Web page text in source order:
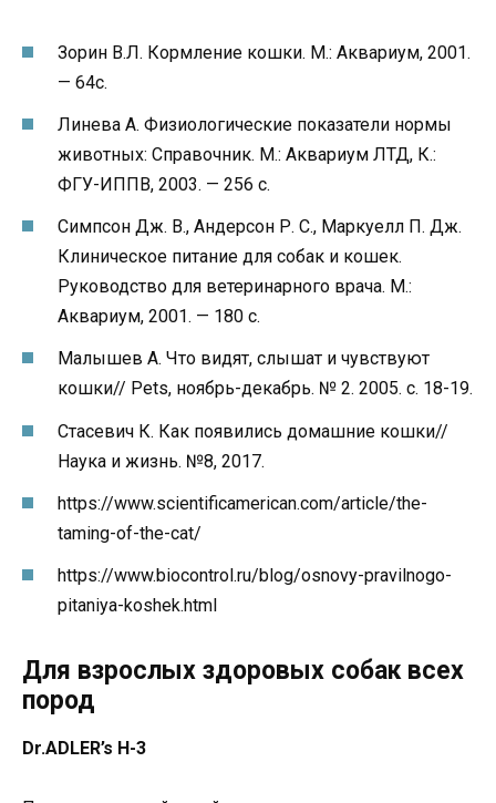
Зорин В.Л. Кормление кошки. М.: Аквариум, 2001.
— 64с.
Линева А. Физиологические показатели нормы
животных: Справочник. М.: Аквариум ЛТД, К.:
ФГУ-ИППВ, 2003. — 256 с.
Симпсон Дж. В., Андерсон Р. С., Маркуелл П. Дж.
Клиническое питание для собак и кошек.
Руководство для ветеринарного врача. М.:
Аквариум, 2001. — 180 с.
Малышев А. Что видят, слышат и чувствуют
кошки// Pets, ноябрь-декабрь. № 2. 2005. с. 18-19.
Стасевич К. Как появились домашние кошки//
Наука и жизнь. №8, 2017.
https://www.scientificamerican.com/article/the-
taming-of-the-cat/
https://www.biocontrol.ru/blog/osnovy-pravilnogo-
pitaniya-koshek.html
Для взрослых здоровых собак всех
пород
Dr.ADLER’s H-3